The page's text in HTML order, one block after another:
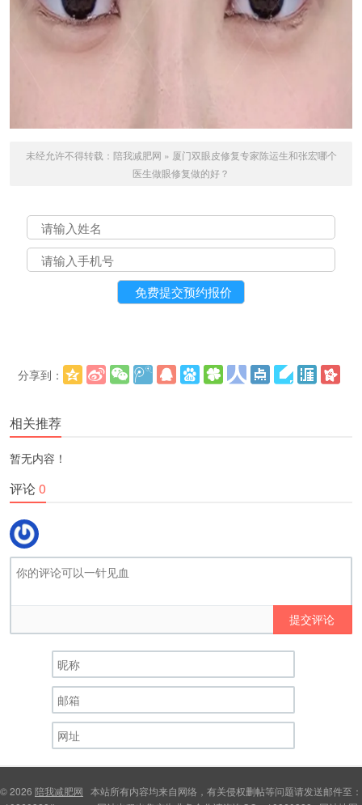
未经允许不得转载： 陪我减肥网 » 厦门双眼皮修复专家陈运生和张宏哪个
医生做眼修复做的好？
分享到：
相关推荐
暂无内容！
评论0
提交评论
© 2026 陪我减肥网 本站所有内容均来自网络，有关侵权删帖等问题请发送邮件至：